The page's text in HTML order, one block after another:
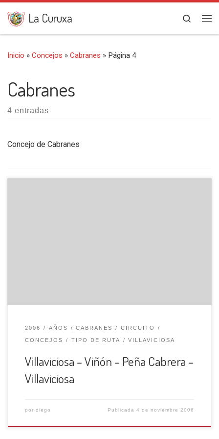
Saltar al contenido
La Curuxa
Search
Inicio » Concejos » Cabranes » Página 4
Cabranes
4 entradas
Concejo de Cabranes
2006 AÑOS CABRANES CIRCUITO
CONCEJOS TIPO DE RUTA VILLAVICIOSA
Villaviciosa – Viñón – Peña Cabrera –
Villaviciosa
por diego Publicada4 de noviembre 2006